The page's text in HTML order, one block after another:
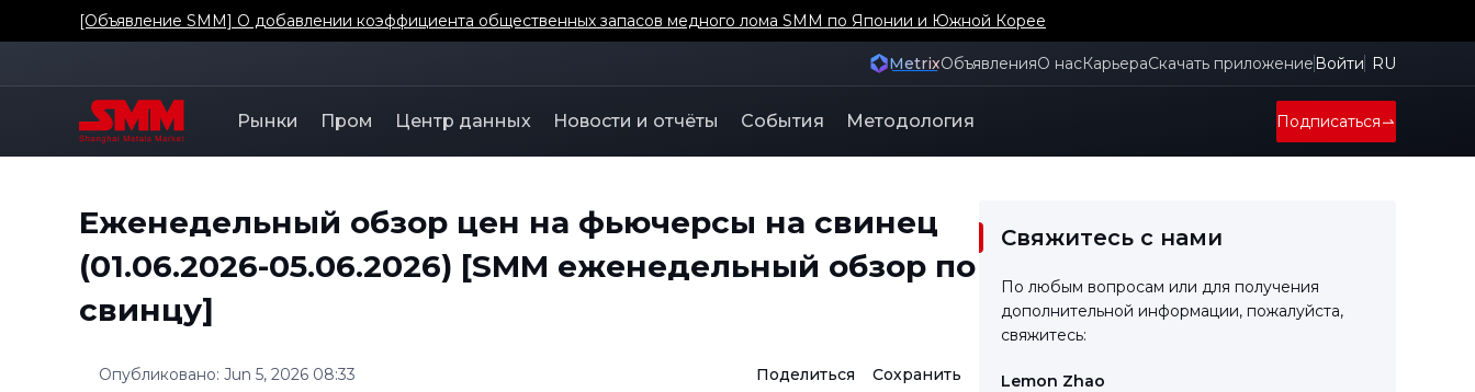
[Объявление SMM] О добавлении коэффициента общественных запасов медного лома SMM по Японии и Южной Корее
MetrixОбъявленияО насКарьераСкачать приложение Войти RU
Рынки Пром Центр данных Новости и отчёты События Методология Подписаться
Еженедельный обзор цен на фьючерсы на свинец
(01.06.2026-05.06.2026) [SMM еженедельный обзор по
свинцу]
Опубликовано: Jun 5, 2026 08:33 Поделиться Сохранить
Свяжитесь с нами
По любым вопросам или для получения
дополнительной информации, пожалуйста,
свяжитесь:
Lemon Zhao